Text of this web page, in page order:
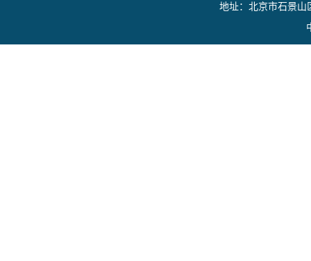
地址：北京市石景